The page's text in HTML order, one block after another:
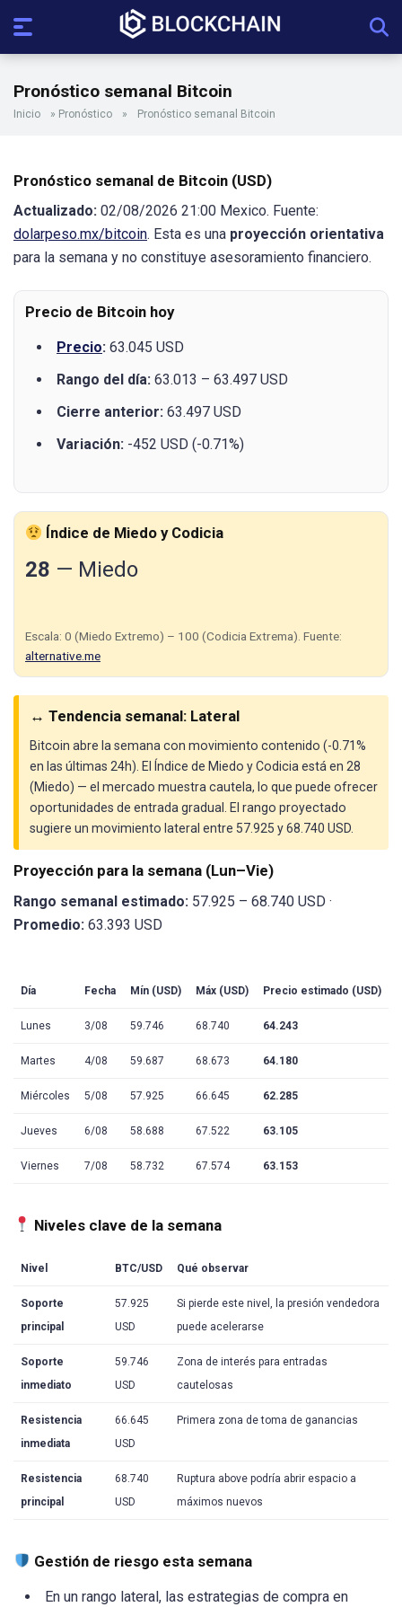
Pronóstico semanal Bitcoin
Inicio » Pronóstico » Pronóstico semanal Bitcoin
Pronóstico semanal de Bitcoin (USD)
Actualizado: 02/08/2026 21:00 Mexico. Fuente:
dolarpeso.mx/bitcoin. Esta es una proyección orientativa
para la semana y no constituye asesoramiento financiero.
Precio de Bitcoin hoy
Precio: 63.045 USD
Rango del día: 63.013 – 63.497 USD
Cierre anterior: 63.497 USD
Variación: -452 USD (-0.71%)
Índice de Miedo y Codicia
28 — Miedo
Escala: 0 (Miedo Extremo) – 100 (Codicia Extrema). Fuente:
alternative.me
↔️ Tendencia semanal: Lateral
Bitcoin abre la semana con movimiento contenido (-0.71%
en las últimas 24h). El Índice de Miedo y Codicia está en 28
(Miedo) — el mercado muestra cautela, lo que puede ofrecer
oportunidades de entrada gradual. El rango proyectado
sugiere un movimiento lateral entre 57.925 y 68.740 USD.
Proyección para la semana (Lun–Vie)
Rango semanal estimado: 57.925 – 68.740 USD ·
Promedio: 63.393 USD
Día Fecha Mín (USD) Máx (USD) Precio estimado (USD)
Lunes 3/08 59.746 68.740 64.243
Martes 4/08 59.687 68.673 64.180
Miércoles 5/08 57.925 66.645 62.285
Jueves 6/08 58.688 67.522 63.105
Viernes 7/08 58.732 67.574 63.153
Niveles clave de la semana
Nivel BTC/USD Qué observar
Soporte
principal
57.925
USD
Si pierde este nivel, la presión vendedora
puede acelerarse
Soporte
inmediato
59.746
USD
Zona de interés para entradas
cautelosas
Resistencia
inmediata
66.645
USD
Primera zona de toma de ganancias
Resistencia
principal
68.740
USD
Ruptura above podría abrir espacio a
máximos nuevos
Gestión de riesgo esta semana
En un rango lateral, las estrategias de compra en